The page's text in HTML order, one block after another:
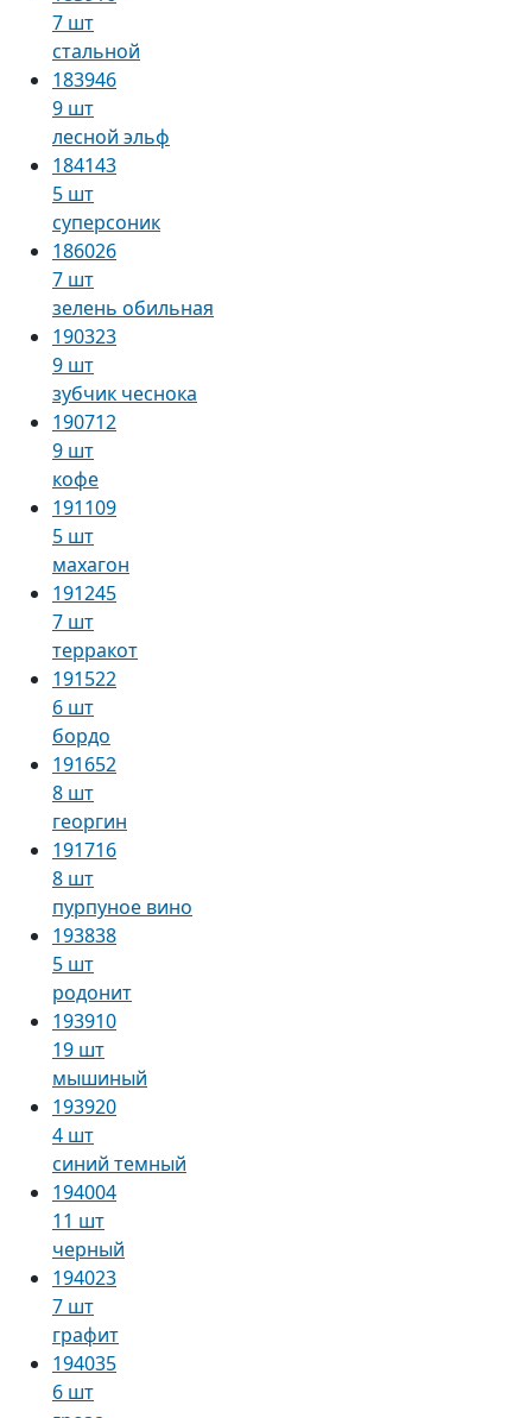
7 шт
стальной
183946
9 шт
лесной эльф
184143
5 шт
суперсоник
186026
7 шт
зелень обильная
190323
9 шт
зубчик чеснока
190712
9 шт
кофе
191109
5 шт
махагон
191245
7 шт
терракот
191522
6 шт
бордо
191652
8 шт
георгин
191716
8 шт
пурпуное вино
193838
5 шт
родонит
193910
19 шт
мышиный
193920
4 шт
синий темный
194004
11 шт
черный
194023
7 шт
графит
194035
6 шт